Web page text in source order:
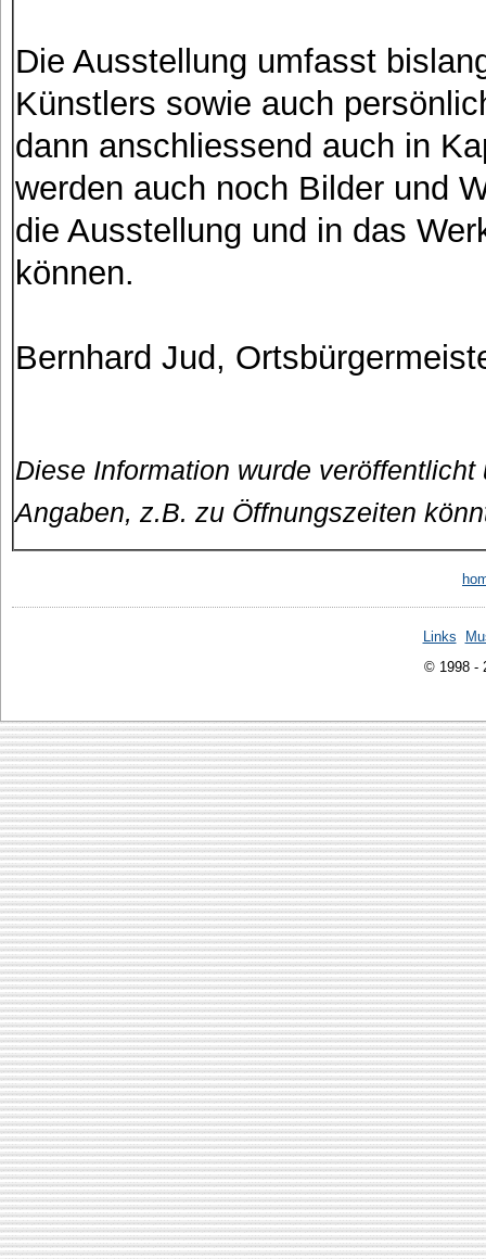
Die Ausstellung umfasst
Künstlers sowie auch
dann anschliessend auch in
werden auch noch Bilder und
die Ausstellung und in das
können.
Bernhard Jud,
Diese Information wurde
Angaben, z.B. zu Öffnungszeiten
Links
© 1998 -